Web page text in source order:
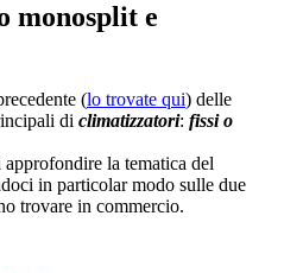
monosplit e
(lo trovate qui) delle
di climatizzatori: fissi o
la tematica del
in particolar modo sulle due
trovare in commercio.